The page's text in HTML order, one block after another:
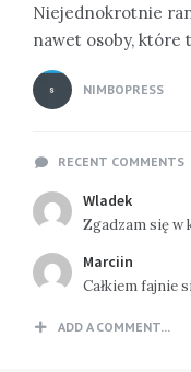
Niejednokrotnie
nawet osoby, które
NIMBOPRESS
RECENT COMMENTS
Wladek
Zgadzam się w
Marciin
Całkiem fajnie
ADD A COMMENT...